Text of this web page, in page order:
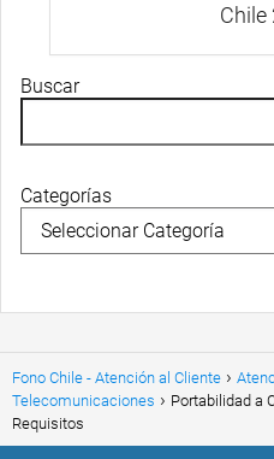
Chile
Buscar
Categorías
Fono Chile - Atención al Cliente
Telecomunicaciones
Portabilidad a
Requisitos